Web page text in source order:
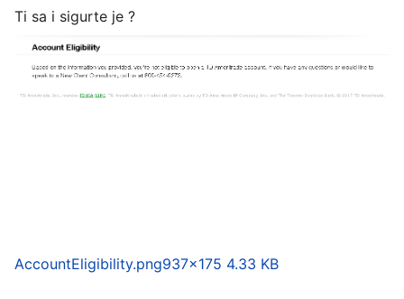
Ti sa i sigurte je ?
AccountEligibility.png937×175 4.33 KB